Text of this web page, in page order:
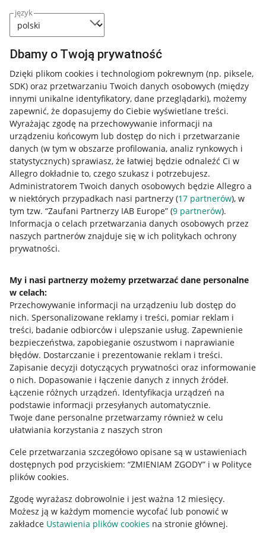
język
Dbamy o Twoją prywatność
Dzięki plikom cookies i technologiom pokrewnym (np. piksele,
SDK) oraz przetwarzaniu Twoich danych osobowych (między
innymi unikalne identyfikatory, dane przeglądarki), możemy
zapewnić, że dopasujemy do Ciebie wyświetlane treści.
Wyrażając zgodę na przechowywanie informacji na
urządzeniu końcowym lub dostęp do nich i przetwarzanie
danych (w tym w obszarze profilowania, analiz rynkowych i
statystycznych) sprawiasz, że łatwiej będzie odnaleźć Ci w
Allegro dokładnie to, czego szukasz i potrzebujesz.
Administratorem Twoich danych osobowych będzie Allegro a
w niektórych przypadkach nasi partnerzy (17 partnerów), w
tym tzw. “Zaufani Partnerzy IAB Europe” (9 partnerów).
Informacja o celach przetwarzania danych osobowych przez
naszych partnerów znajduje się w ich politykach ochrony
prywatności.
My i nasi partnerzy możemy przetwarzać dane personalne
w celach:
Przechowywanie informacji na urządzeniu lub dostęp do
nich. Spersonalizowane reklamy i treści, pomiar reklam i
treści, badanie odbiorców i ulepszanie usług. Zapewnienie
bezpieczeństwa, zapobieganie oszustwom i naprawianie
błędów. Dostarczanie i prezentowanie reklam i treści.
Zapisanie decyzji dotyczących prywatności oraz informowanie
o nich. Dopasowanie i łączenie danych z innych źródeł.
Łączenie różnych urządzeń. Identyfikacja urządzeń na
podstawie informacji przesyłanych automatycznie.
Twoje dane personalne przetwarzamy również w celu
ułatwiania korzystania z naszych stron
Cele przetwarzania szczegółowo opisane są w ustawieniach
dostępnych pod przyciskiem: “ZMIENIAM ZGODY” i w Polityce
plików cookies.
Zgodę wyrażasz dobrowolnie i jest ważna 12 miesięcy.
Możesz ją w każdym momencie wycofać lub ponowić w
zakładce Ustawienia plików cookies na stronie głównej.
Przydatne informacje
Jak to działa
Allegro Gadane dla sprzedających
Allegro Gadane dla kupujących
Mapa miejscowości
Informacje prawne
Regulamin
Polityka plików "cookies"
Ustawienia plików "cookies"
Udostępnianie lokalizacji
Informacje dla Aktu o Usługach Cyfrowych
Pobierz aplikację